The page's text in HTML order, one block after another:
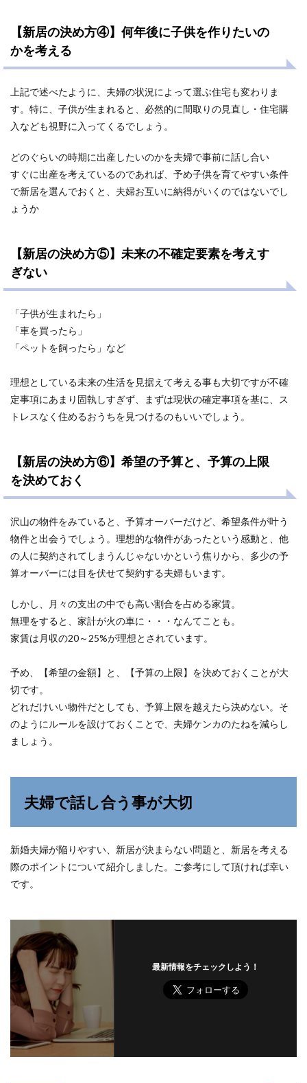
【新居の決め方④】何年後に子供を作りたいの
かを考える
上記で述べたように、夫婦の状況によって選ぶ住宅も変わりま
す。特に、子供が生まれると、必然的に間取りの見直し・住宅購
入なども視野に入ってくるでしょう。
どのぐらいの時期に出産したいのかを夫婦で事前に話し合い
すぐに出産を考えているのであれば、予め子供を育てやすい条件
で新居を選んでおくと、夫婦お互いに納得がいくのではないでし
ょうか
【新居の決め方⑤】未来の不確定要素を考えす
ぎない
「子供が生まれたら」
「車を買ったら」
「ペットを飼ったら」など
理想としている未来の生活を見据えて考える事も大切ですが不確
定事項にあまり固執しすぎず、まずは現状の確定事項を基に、ス
トレスなく住めるおうちを見つけるのもいいでしょう。
【新居の決め方⑥】希望の予算と、予算の上限
を決めておく
沢山の物件をみていると、予算オーバーだけど、希望条件が叶う
物件と出会うでしょう。理想的な物件があったという感動と、他
の人に契約されてしまうんじゃないかという焦りから、多少の予
算オーバーには目を伏せて契約する夫婦もいます。
しかし、月々の支出の中でも高い割合を占める家賃。
無理をすると、家計が火の車に・・・なんてことも。
家賃は月収の20～25%が理想とされています。
予め、【希望の金額】と、【予算の上限】を決めておくことが大
切です。
どれだけいい物件だとしても、予算上限を越えたら決めない。そ
のようにルールを設けておくことで、夫婦ケンカのたねを減らし
ましょう。
夫婦で話し合う事が大切
新婚夫婦が陥りやすい、新居が決まらない問題と、新居を考える
際のポイントについて紹介しました。ご参考にして頂ければ幸い
です。
最新情報をチェックしよう！